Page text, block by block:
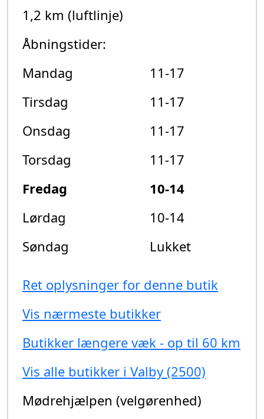
1,2 km (luftlinje)
Åbningstider:
Mandag
11-17
Tirsdag
11-17
Onsdag
11-17
Torsdag
11-17
Fredag
10-14
Lørdag
10-14
Søndag
Lukket
Ret oplysninger for denne butik
Vis nærmeste butikker
Butikker længere væk - op til 60 km
Vis alle butikker i Valby (2500)
Mødrehjælpen (velgørenhed)